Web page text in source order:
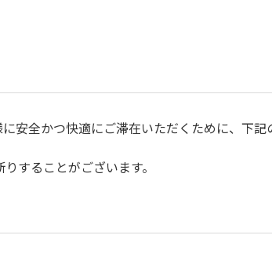
安全かつ快適にご滞在いただくために、下
することがございます。